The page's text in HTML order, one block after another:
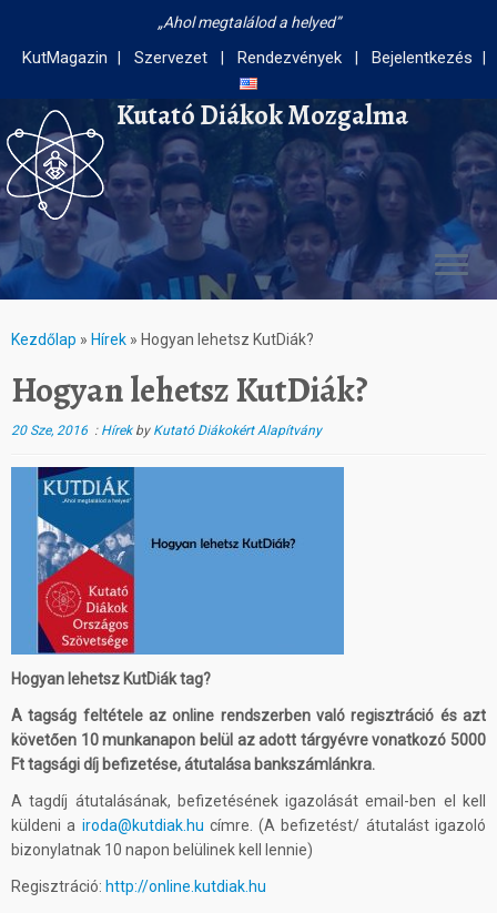
Ahol megtalálod a helyed
KutMagazin Szervezet Rendezvények Bejelentkezés
Kutató Diákok Mozgalma
Kezdőlap » Hírek » Hogyan lehetsz KutDiák?
Hogyan lehetsz KutDiák?
20 Sze, 2016 : Hírek by Kutató Diákokért Alapítvány
Hogyan lehetsz KutDiák tag?
A tagság feltétele az online rendszerben való regisztráció és azt
követően 10 munkanapon belül az adott tárgyévre vonatkozó 5000
Ft tagsági díj befizetése, átutalása bankszámlánkra.
A tagdíj átutalásának, befizetésének igazolását email-ben el kell
küldeni a iroda@kutdiak.hu címre. (A befizetést/ átutalást igazoló
bizonylatnak 10 napon belülinek kell lennie)
Regisztráció: http://online.kutdiak.hu